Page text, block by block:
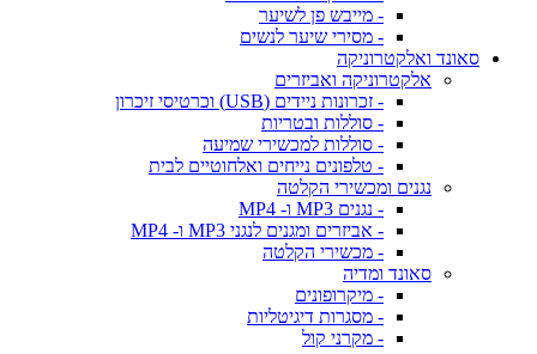
- מייבש פן לשיער
- מסירי שיער לנשים
סאונד ואלקטרוניקה
אלקטרוניקה ואביזרים
- זכרונות ניידים (USB) וכרטיסי זיכרון
- סוללות ובטריות
- סוללות למכשירי שמיעה
- טלפונים נייחים ואלחוטיים לבית
נגנים ומכשירי הקלטה
- נגנים MP3 ו- MP4
- אביזרים ומגנים לנגני MP3 ו- MP4
- מכשירי הקלטה
סאונד ומדיה
- מיקרופונים
- מסגרות דיגיטליות
- מקרני קול